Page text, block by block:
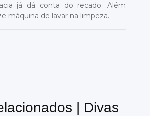
já dá conta do recado. Além
máquina de lavar na limpeza.
| Divas